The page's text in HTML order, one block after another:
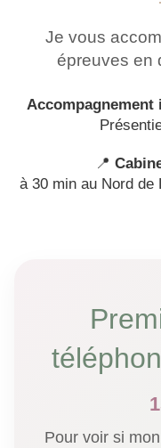
Je vous
épreuves en
📍
à 30 min au Nord de
Pour voir si